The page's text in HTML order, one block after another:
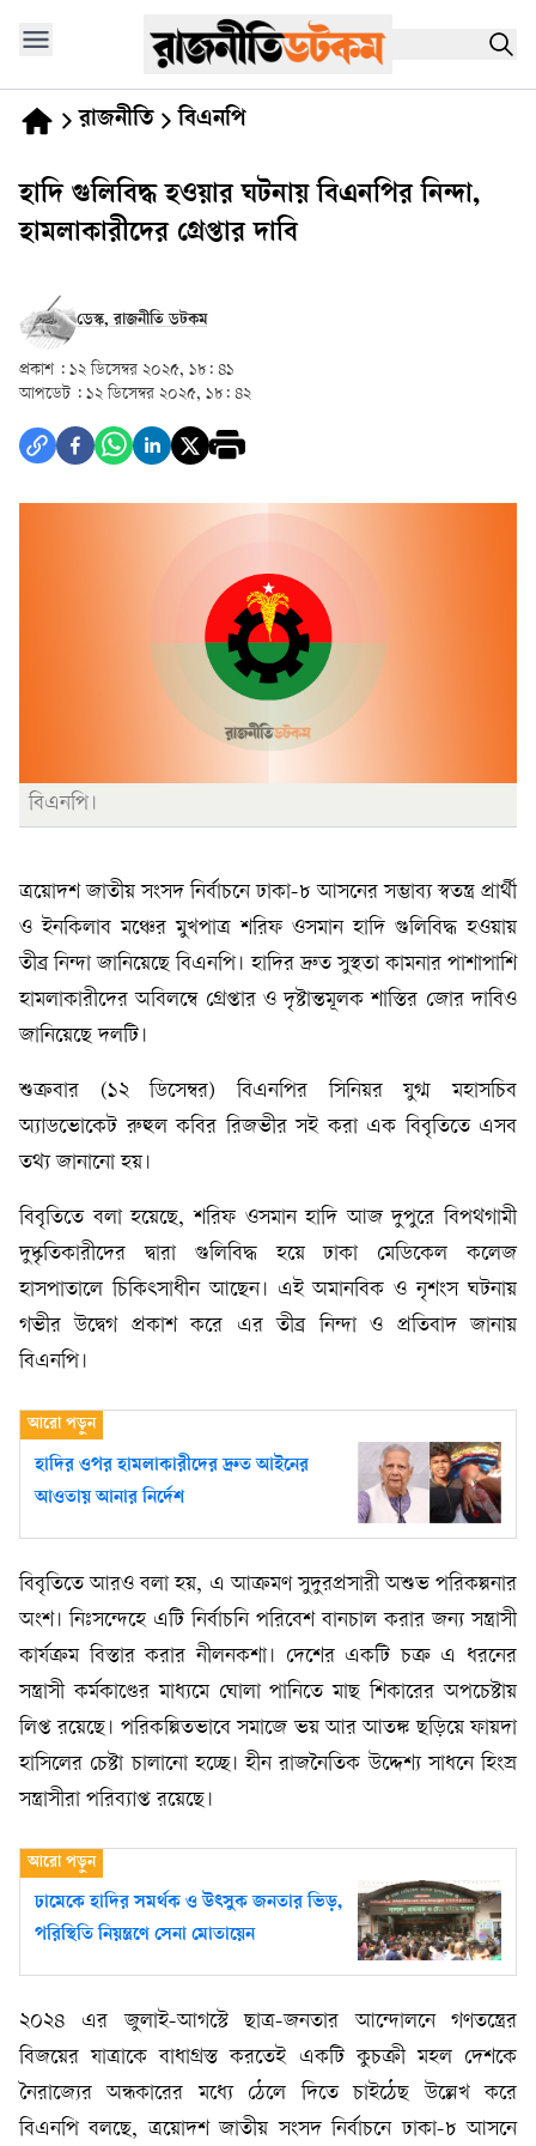
রাজনীতি বিএনপি
হাদি গুলিবিদ্ধ হওয়ার ঘটনায় বিএনপির নিন্দা,
হামলাকারীদের গ্রেপ্তার দাবি
ডেস্ক, রাজনীতি ডটকম
প্রকাশ : ১২ ডিসেম্বর ২০২৫, ১৮: ৪১
আপডেট : ১২ ডিসেম্বর ২০২৫, ১৮: ৪২
বিএনপি।
ত্রয়োদশ জাতীয় সংসদ নির্বাচনে ঢাকা-৮ আসনের সম্ভাব্য স্বতন্ত্র প্রার্থী
ও ইনকিলাব মঞ্চের মুখপাত্র শরিফ ওসমান হাদি গুলিবিদ্ধ হওয়ায়
তীব্র নিন্দা জানিয়েছে বিএনপি। হাদির দ্রুত সুস্থতা কামনার পাশাপাশি
হামলাকারীদের অবিলম্বে গ্রেপ্তার ও দৃষ্টান্তমূলক শাস্তির জোর দাবিও
জানিয়েছে দলটি।
শুক্রবার (১২ ডিসেম্বর) বিএনপির সিনিয়র যুগ্ম মহাসচিব
অ্যাডভোকেট রুহুল কবির রিজভীর সই করা এক বিবৃতিতে এসব
তথ্য জানানো হয়।
বিবৃতিতে বলা হয়েছে, শরিফ ওসমান হাদি আজ দুপুরে বিপথগামী
দুষ্কৃতিকারীদের দ্বারা গুলিবিদ্ধ হয়ে ঢাকা মেডিকেল কলেজ
হাসপাতালে চিকিৎসাধীন আছেন। এই অমানবিক ও নৃশংস ঘটনায়
গভীর উদ্বেগ প্রকাশ করে এর তীব্র নিন্দা ও প্রতিবাদ জানায়
বিএনপি।
হাদির ওপর হামলাকারীদের দ্রুত আইনের
আওতায় আনার নির্দেশ
বিবৃতিতে আরও বলা হয়, এ আক্রমণ সুদুরপ্রসারী অশুভ পরিকল্পনার
অংশ। নিঃসন্দেহে এটি নির্বাচনি পরিবেশ বানচাল করার জন্য সন্ত্রাসী
কার্যক্রম বিস্তার করার নীলনকশা। দেশের একটি চক্র এ ধরনের
সন্ত্রাসী কর্মকাণ্ডের মাধ্যমে ঘোলা পানিতে মাছ শিকারের অপচেষ্টায়
লিপ্ত রয়েছে। পরিকল্পিতভাবে সমাজে ভয় আর আতঙ্ক ছড়িয়ে ফায়দা
হাসিলের চেষ্টা চালানো হচ্ছে। হীন রাজনৈতিক উদ্দেশ্য সাধনে হিংস্র
সন্ত্রাসীরা পরিব্যাপ্ত রয়েছে।
ঢামেকে হাদির সমর্থক ও উৎসুক জনতার ভিড়,
পরিস্থিতি নিয়ন্ত্রণে সেনা মোতায়েন
২০২৪ এর জুলাই-আগস্টে ছাত্র-জনতার আন্দোলনে গণতন্ত্রের
বিজয়ের যাত্রাকে বাধাগ্রস্ত করতেই একটি কুচক্রী মহল দেশকে
নৈরাজ্যের অন্ধকারের মধ্যে ঠেলে দিতে চাইঠেছ উল্লেখ করে
বিএনপি বলছে, ত্রয়োদশ জাতীয় সংসদ নির্বাচনে ঢাকা-৮ আসনে